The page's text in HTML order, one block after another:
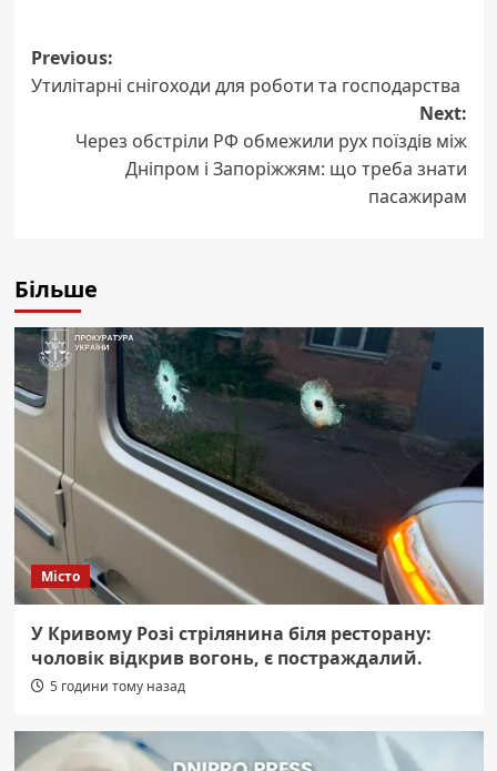
Post
navigation
Previous:
Утилітарні снігоходи для роботи та господарства
Next:
Через обстріли РФ обмежили рух поїздів між
Дніпром і Запоріжжям: що треба знати
пасажирам
Більше
Місто
У Кривому Розі стрілянина біля ресторану:
чоловік відкрив вогонь, є постраждалий.
5 години тому назад